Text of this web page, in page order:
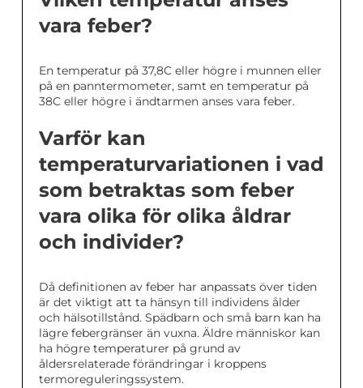
vara feber?
En temperatur på 37,8C eller högre i munnen eller
på en panntermometer, samt en temperatur på
38C eller högre i ändtarmen anses vara feber.
Varför kan
temperaturvariationen i vad
som betraktas som feber
vara olika för olika åldrar
och individer?
Då definitionen av feber har anpassats över tiden
är det viktigt att ta hänsyn till individens ålder
och hälsotillstånd. Spädbarn och små barn kan ha
lägre febergränser än vuxna. Äldre människor kan
ha högre temperaturer på grund av
åldersrelaterade förändringar i kroppens
termoreguleringssystem.